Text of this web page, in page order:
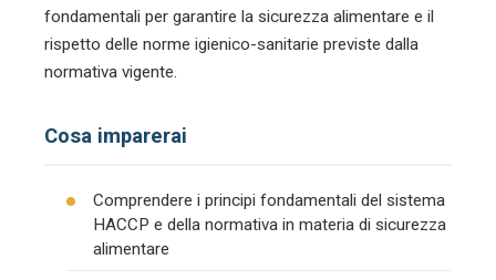
fondamentali per garantire la sicurezza alimentare e il
rispetto delle norme igienico-sanitarie previste dalla
normativa vigente.
Cosa imparerai
Comprendere i principi fondamentali del sistema
HACCP e della normativa in materia di sicurezza
alimentare